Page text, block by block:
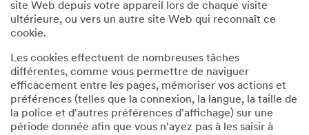
site Web depuis votre appareil lors de chaque visite
ultérieure, ou vers un autre site Web qui reconnaît ce
cookie.
Les cookies effectuent de nombreuses tâches
différentes, comme vous permettre de naviguer
efficacement entre les pages, mémoriser vos actions et
préférences (telles que la connexion, la langue, la taille de
la police et d'autres préférences d'affichage) sur une
période donnée afin que vous n'ayez pas à les saisir à